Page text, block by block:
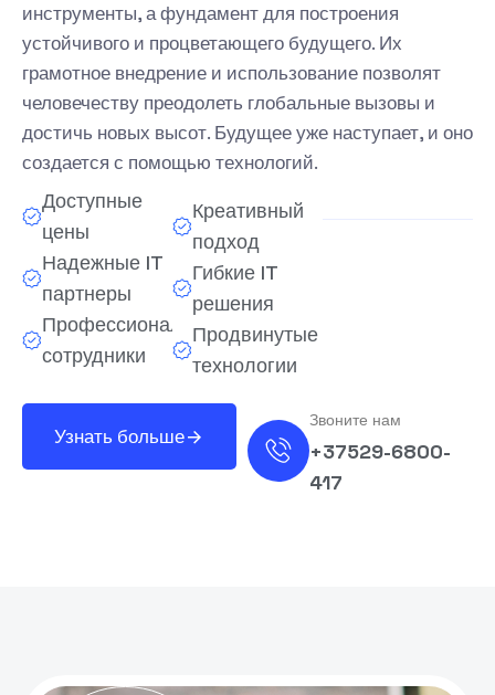
инструменты, а фундамент для построения
устойчивого и процветающего будущего. Их
грамотное внедрение и использование позволят
человечеству преодолеть глобальные вызовы и
достичь новых высот. Будущее уже наступает, и оно
создается с помощью технологий.
Доступные
цены
Надежные IT
партнеры
Профессиональные
сотрудники
Креативный
подход
Гибкие IT
решения
Продвинутые
технологии
Узнать больше
Звоните нам
+37529-6800-
417